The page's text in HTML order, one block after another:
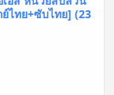
ไทย+ซับไทย] (23